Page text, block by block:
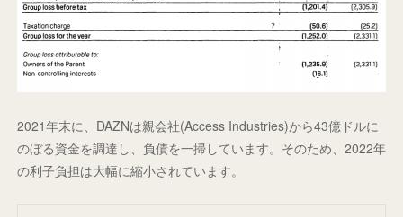
2021年末に、DAZNは親会社(Access Industries)から43億ドルに
のぼる資金を調達し、負債を一掃しています。そのため、2022年
の利子負担は大幅に縮小されています。